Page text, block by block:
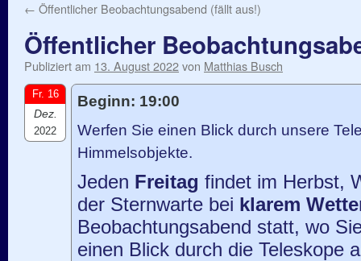
← Öffentlicher Beobachtungsabend (fällt aus!)
Öffentlicher
Publiziert am 13. August 2022von Matthias Busch
Fr. 16
Dez.
2022
Beginn: 19:00
Werfen Sie einen Blick durch unsere
Himmelsobjekte.
Jeden Freitag findet im Herbst,
der Sternwarte bei klarem
Beobachtungsabend statt, wo
einen Blick durch die Teleskope